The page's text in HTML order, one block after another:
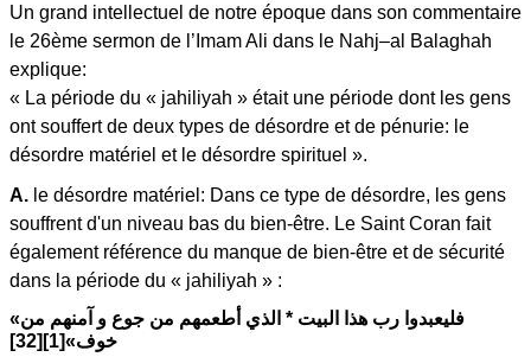
Un grand intellectuel de notre époque dans son commentaire
le 26ème sermon de l’Imam Ali dans le Nahj–al Balaghah
explique:
« La période du « jahiliyah » était une période dont les gens
ont souffert de deux types de désordre et de pénurie: le
désordre matériel et le désordre spirituel ».
A. le désordre matériel: Dans ce type de désordre, les gens
souffrent d'un niveau bas du bien-être. Le Saint Coran fait
également référence du manque de bien-être et de sécurité
dans la période du « jahiliyah » :
«فليعبدوا رب هذا البيت * الذي أطعمهم من جوع و آمنهم من
خوف»[1][32]